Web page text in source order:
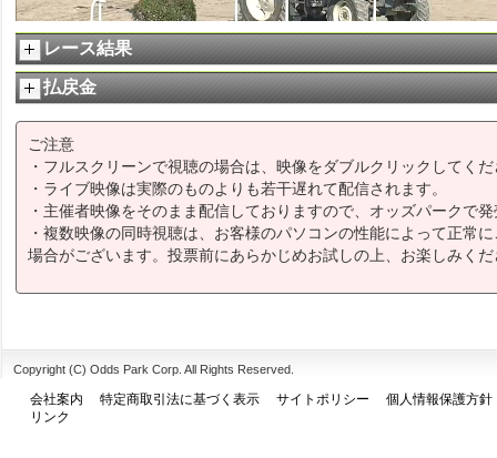
レース結果
払戻金
ご注意
・フルスクリーンで視聴の場合は、映像をダブルクリックしてく
・ライブ映像は実際のものよりも若干遅れて配信されます。
・主催者映像をそのまま配信しておりますので、オッズパークで
・複数映像の同時視聴は、お客様のパソコンの性能によって正常
場合がございます。投票前にあらかじめお試しの上、お楽しみく
Copyright (C) Odds Park Corp. All Rights Reserved.
会社案内 特定商取引法に基づく表示 サイトポリシー
個人情報保護方針
リンク